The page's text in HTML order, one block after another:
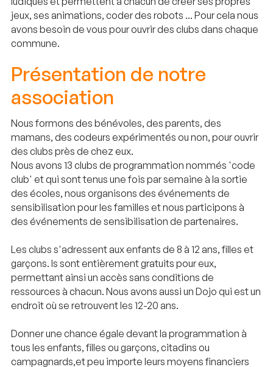
jeux, ses animations, coder des robots ... Pour cela nous
avons besoin de vous pour ouvrir des clubs dans chaque
commune.
Présentation de notre
association
Nous formons des bénévoles, des parents, des
mamans, des codeurs expérimentés ou non, pour ouvrir
des clubs près de chez eux.
Nous avons 13 clubs de programmation nommés 'code
club' et qui sont tenus une fois par semaine à la sortie
des écoles, nous organisons des événements de
sensibilisation pour les familles et nous participons à
des événements de sensibilisation de partenaires.
Les clubs s'adressent aux enfants de 8 à 12 ans, filles et
garçons. ls sont entièrement gratuits pour eux,
permettant ainsi un accès sans conditions de
ressources à chacun. Nous avons aussi un Dojo qui est un
endroit où se retrouvent les 12-20 ans.
Donner une chance égale devant la programmation à
tous les enfants, filles ou garçons, citadins ou
campagnards,et peu importe leurs moyens financiers